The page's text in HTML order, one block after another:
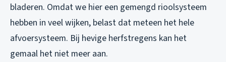
bladeren. Omdat we hier een gemengd rioolsysteem
hebben in veel wijken, belast dat meteen het hele
afvoersysteem. Bij hevige herfstregens kan het
gemaal het niet meer aan.